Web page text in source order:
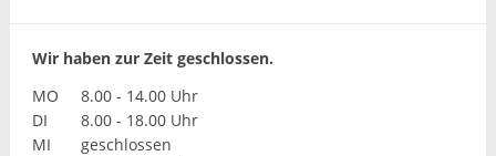
Wir haben zur Zeit geschlossen.
MO
8.00 - 14.00 Uhr
DI
8.00 - 18.00 Uhr
MI
geschlossen